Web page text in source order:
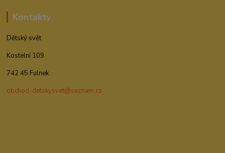
Kontakty
Dětský svět
Kostelní 109
742 45 Fulnek
obchod-detskysvet@seznam.cz